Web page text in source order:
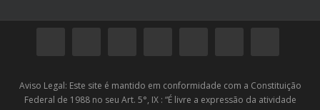
Aviso Legal: Este site é mantido em conformidade com a Constituição
Federal de 1988 no seu Art. 5°, IX : “É livre a expressão da atividade